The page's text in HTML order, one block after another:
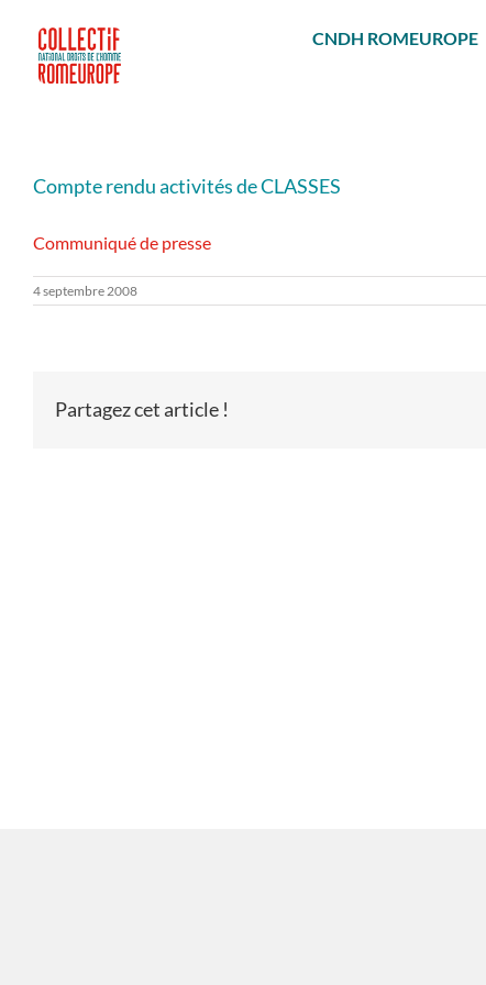
contenu
CNDH ROMEUROPE
Compte rendu activités de CLASSES
Communiqué de presse
4 septembre 2008
Partagez cet article !